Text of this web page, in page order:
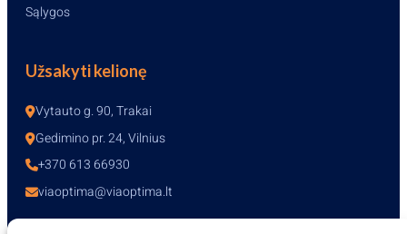
Sąlygos
Užsakyti kelionę
Vytauto g. 90, Trakai
Gedimino pr. 24, Vilnius
+370 613 66930
viaoptima@viaoptima.lt